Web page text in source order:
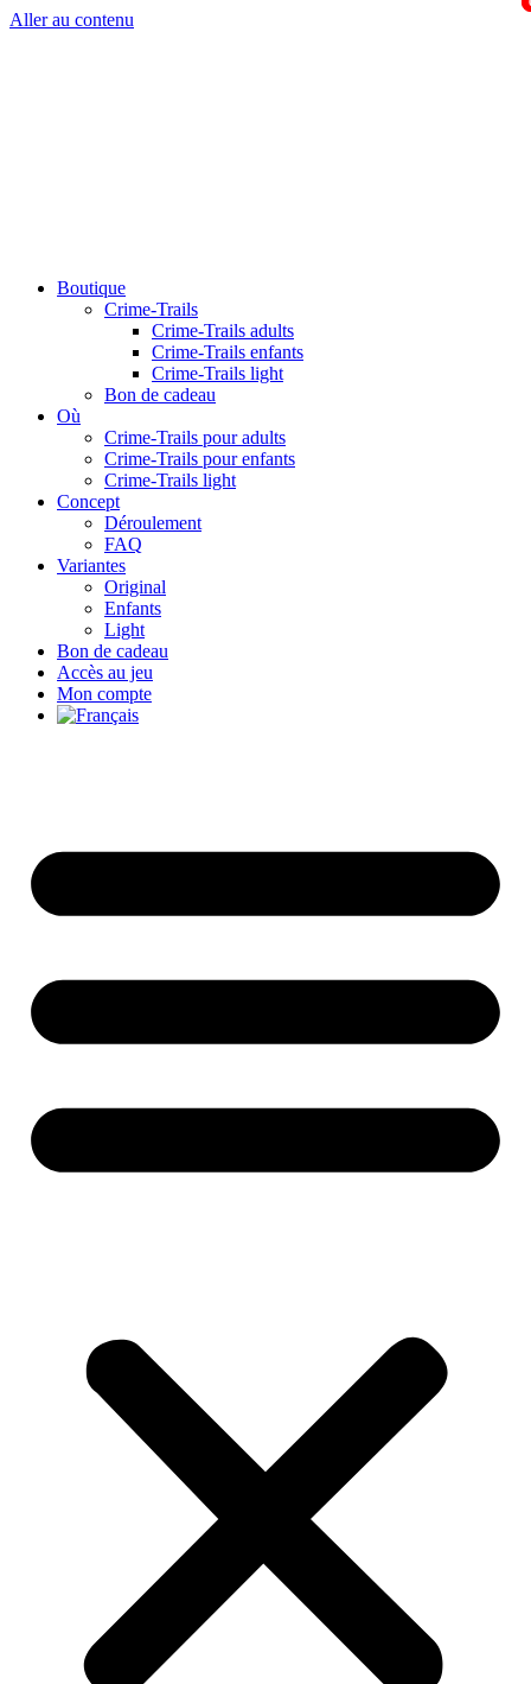
Aller au contenu
Boutique
Crime-Trails
Crime-Trails adults
Crime-Trails enfants
Crime-Trails light
Bon de cadeau
Où
Crime-Trails pour adults
Crime-Trails pour enfants
Crime-Trails light
Concept
Déroulement
FAQ
Variantes
Original
Enfants
Light
Bon de cadeau
Accès au jeu
Mon compte